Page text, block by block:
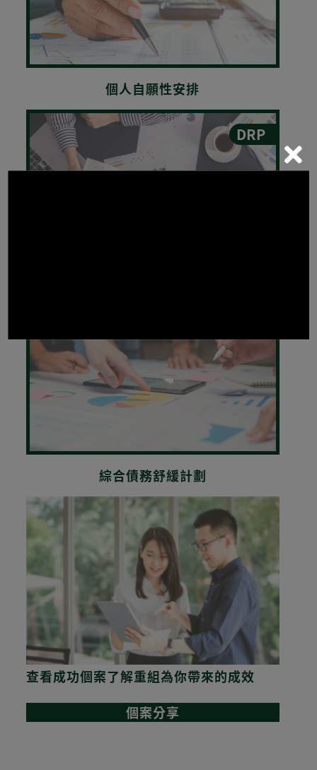
個人自願性安排
DRP
綜合債務舒緩計劃
查看成功個案了解重組為你帶來的成效
個案分享